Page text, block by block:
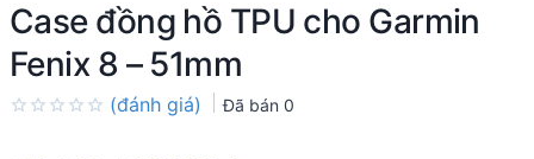
Case đồng hồ TPU cho Garmin
Fenix 8 – 51mm
(đánh giá) Đã bán 0